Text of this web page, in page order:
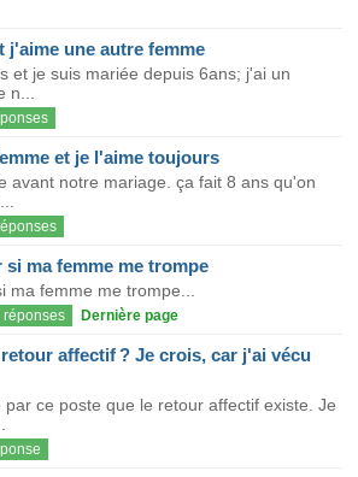
j'aime une autre femme
et je suis mariée depuis 6ans; j'ai un
et je l'aime toujours
avant notre mariage. ça fait 8 ans qu'on
ma femme me trompe
ma femme me trompe...
réponses Dernière page
affectif ? Je crois, car j'ai vécu
par ce poste que le retour affectif existe. Je